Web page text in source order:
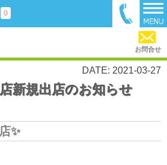
0
お問合せ
DATE: 2021-03-27
新規出店のお知らせ
✨